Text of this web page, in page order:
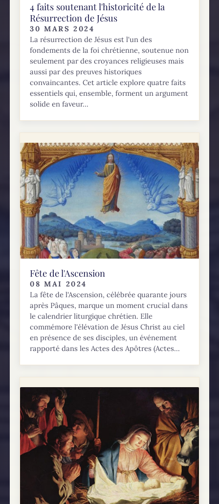
4 faits soutenant l'historicité de la
Résurrection de Jésus
30 MARS 2024
La résurrection de Jésus est l'un des
fondements de la foi chrétienne, soutenue non
seulement par des croyances religieuses mais
aussi par des preuves historiques
convaincantes. Cet article explore quatre faits
essentiels qui, ensemble, forment un argument
solide en faveur...
Fête de l'Ascension
08 MAI 2024
La fête de l'Ascension, célébrée quarante jours
après Pâques, marque un moment crucial dans
le calendrier liturgique chrétien. Elle
commémore l'élévation de Jésus Christ au ciel
en présence de ses disciples, un événement
rapporté dans les Actes des Apôtres (Actes...